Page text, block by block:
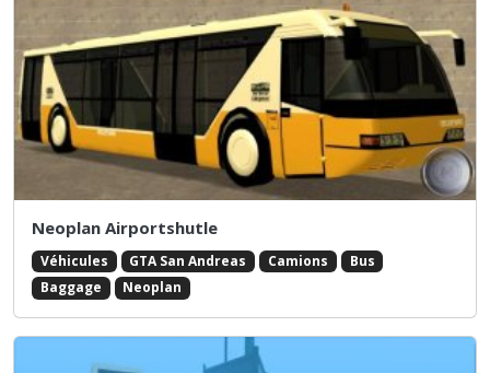
Neoplan Airportshutle
Véhicules GTA San Andreas Camions
Bus
Baggage
Neoplan